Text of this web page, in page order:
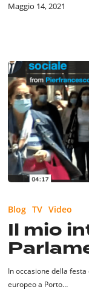
Maggio 14, 2021
intervento
Rai
Parlamento
Blog TV Video
Il mio
In occasione della
europeo a Porto…